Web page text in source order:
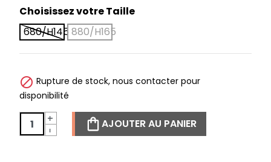
Choisissez votre Taille
680/H145880/H165
 Rupture de stock, nous contacter pour
disponibilité
-
+ AJOUTER AU PANIER